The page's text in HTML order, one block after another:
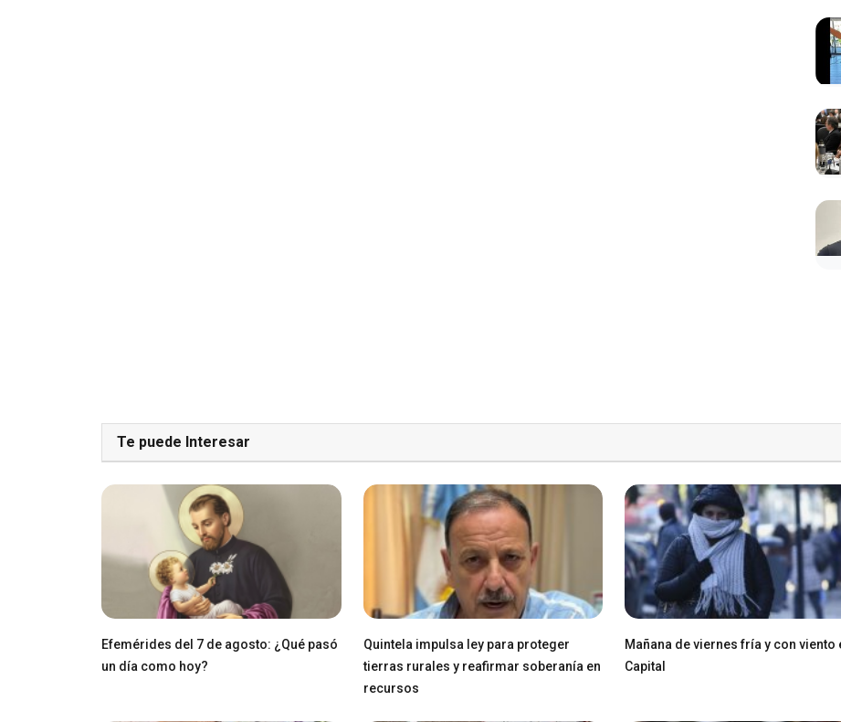
Te puede Interesar
Efemérides del 7 de agosto: ¿Qué pasó
un día como hoy?
Quintela impulsa ley para proteger
tierras rurales y reafirmar soberanía en
recursos
Mañana de viernes fría y con viento
Capital